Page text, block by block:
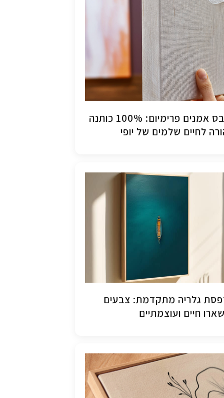
קנבס אמנים פרימיום: 100% כותנה
לחיים שלמים של יופי
גלריה מתקדמת: צבעים
חיים ועוצמתיים